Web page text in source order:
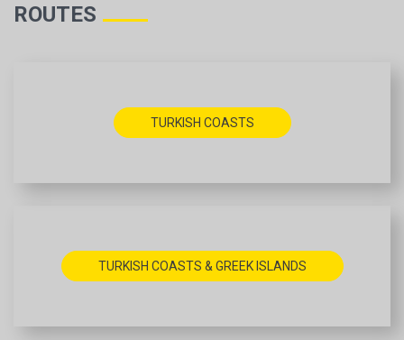
ROUTES
TURKISH COASTS
TURKISH COASTS & GREEK ISLANDS